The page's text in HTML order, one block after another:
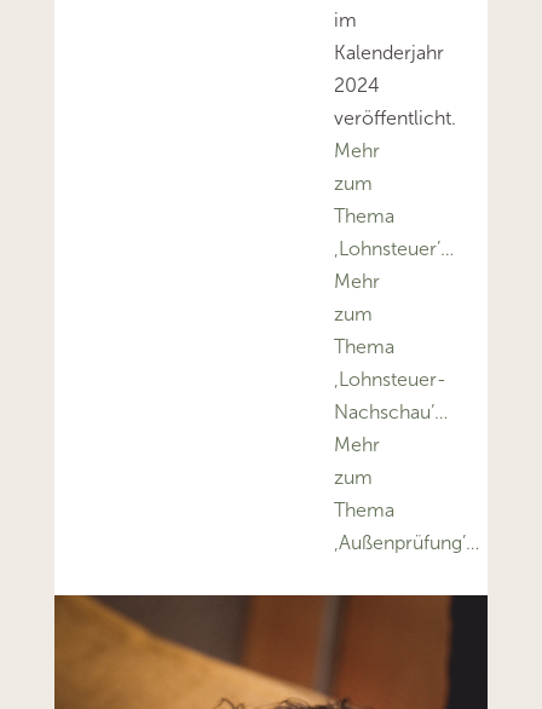
im
Kalenderjahr
2024
veröffentlicht.
Mehr
zum
Thema
‚Lohnsteuer’…
Mehr
zum
Thema
‚Lohnsteuer-
Nachschau’…
Mehr
zum
Thema
‚Außenprüfung’…